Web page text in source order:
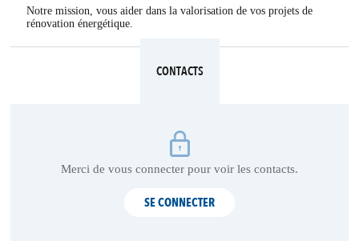
Notre mission, vous aider dans la valorisation de vos projets de
rénovation énergétique.
CONTACTS
Merci de vous connecter pour voir les contacts.
SE CONNECTER